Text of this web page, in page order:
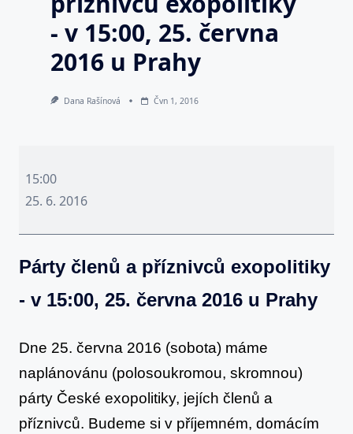
- v 15:00, 25. června
2016 u Prahy
Dana Rašínová Čvn 1, 2016
členů
15:00,
června
2016
u
Prahy
15:00
25. 6. 2016
Párty členů a příznivců exopolitiky
- v 15:00, 25. června 2016 u Prahy
Dne 25. června 2016 (sobota) máme
naplánovánu (polosoukromou, skromnou)
párty České exopolitiky, jejích členů a
příznivců. Budeme si v příjemném, domácím